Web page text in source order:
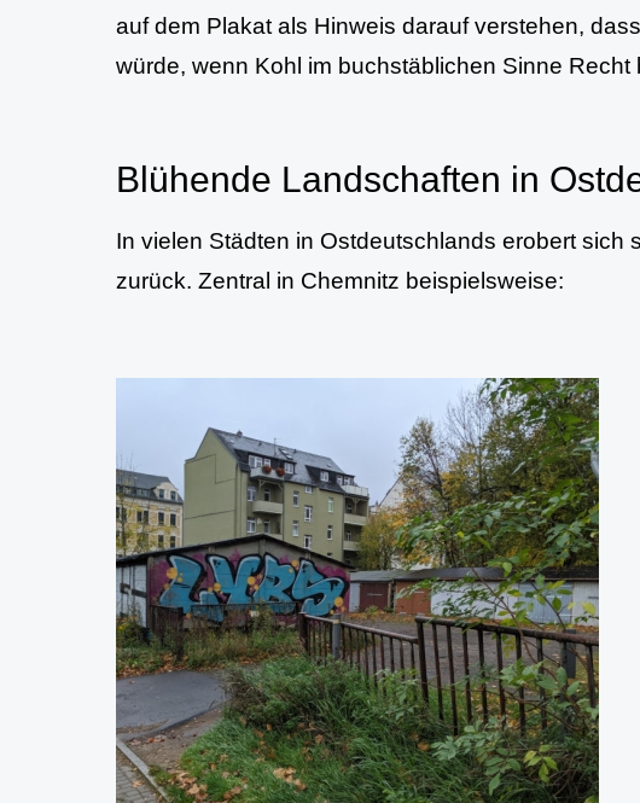
auf dem Plakat als Hinweis darauf verstehen,
würde, wenn Kohl im buchstäblichen Sinne Recht
Blühende Landschaften in
In vielen Städten in Ostdeutschlands erobert sich
zurück. Zentral in Chemnitz beispielsweise: